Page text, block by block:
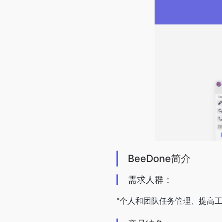
BeeDone简介
需求人群：
"个人和团队任务管理、提高